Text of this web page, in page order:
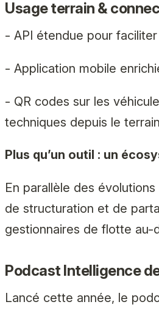
Usage terrain &
- API étendue pour
- Application mobile
- QR codes sur les
techniques depuis le terrain
Plus qu’un outil : un
En parallèle des
de structuration et de
gestionnaires de flotte au-
Podcast Intelligence
Lancé cette année, le